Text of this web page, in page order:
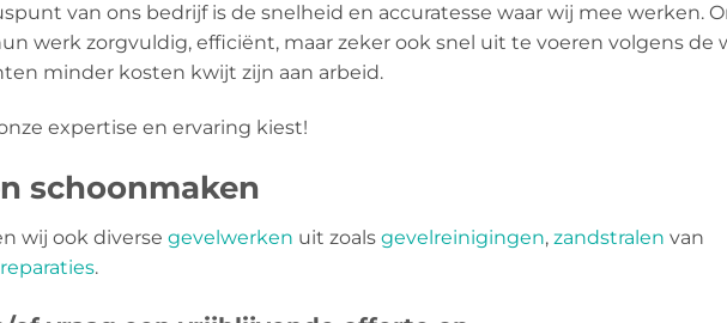
van ons bedrijf is de snelheid en accuratesse waar wij mee werken.
werk zorgvuldig, efficiënt, maar zeker ook snel uit te voeren volgens de
minder kosten kwijt zijn aan arbeid.
expertise en ervaring kiest!
schoonmaken
wij ook diverse gevelwerken uit zoals gevelreinigingen, zandstralen van
.